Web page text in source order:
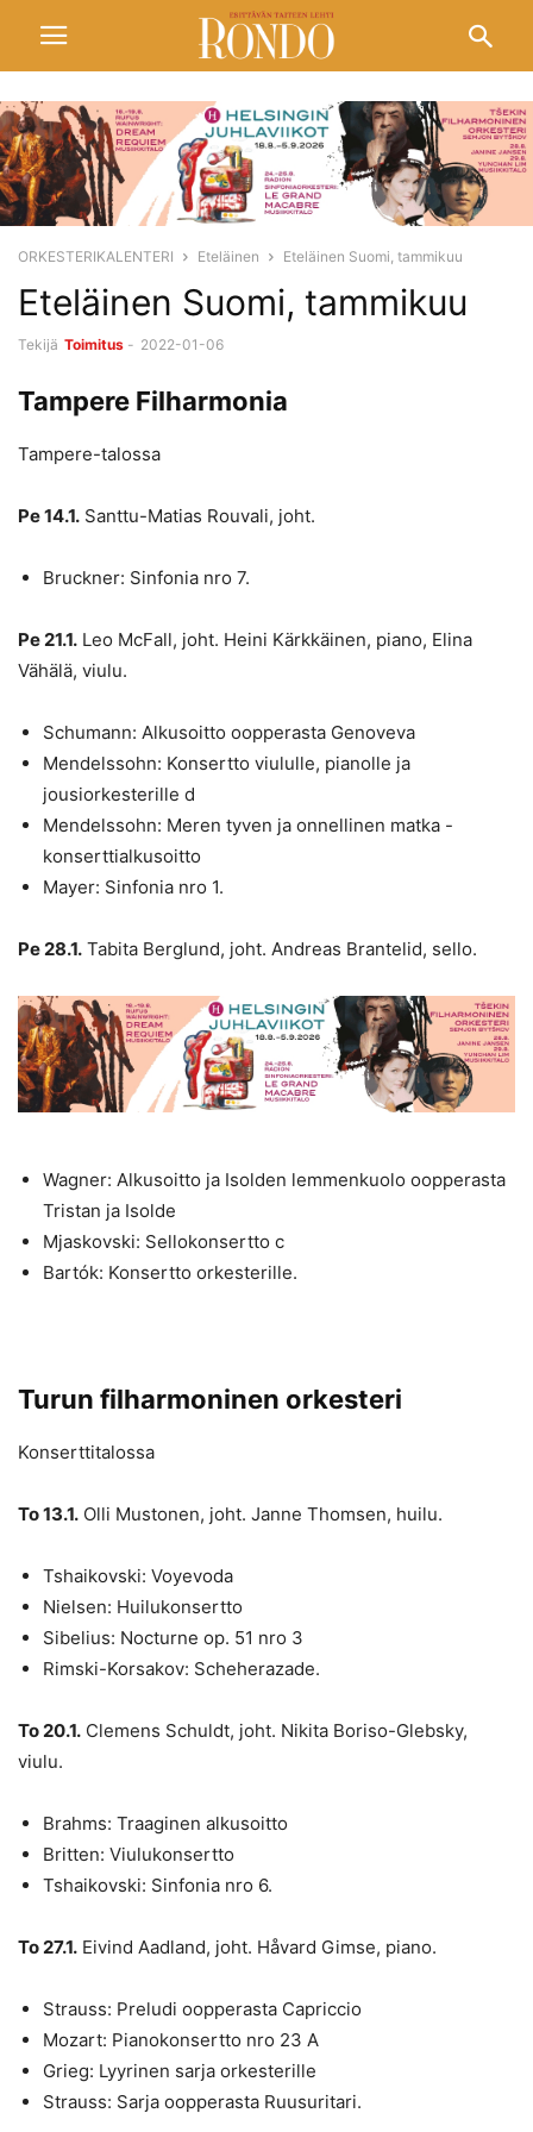
ORKESTERIKALENTERI Eteläinen Eteläinen Suomi, tammikuu
Eteläinen Suomi, tammikuu
Tekijä Toimitus - 2022-01-06
Tampere Filharmonia
Tampere-talossa
Pe 14.1. Santtu-Matias Rouvali, joht.
Bruckner: Sinfonia nro 7.
Pe 21.1. Leo McFall, joht. Heini Kärkkäinen, piano, Elina
Vähälä, viulu.
Schumann: Alkusoitto oopperasta Genoveva
Mendelssohn: Konsertto viululle, pianolle ja
jousiorkesterille d
Mendelssohn: Meren tyven ja onnellinen matka -
konserttialkusoitto
Mayer: Sinfonia nro 1.
Pe 28.1. Tabita Berglund, joht. Andreas Brantelid, sello.
Wagner: Alkusoitto ja Isolden lemmenkuolo oopperasta
Tristan ja Isolde
Mjaskovski: Sellokonsertto c
Bartók: Konsertto orkesterille.
Turun filharmoninen orkesteri
Konserttitalossa
To 13.1. Olli Mustonen, joht. Janne Thomsen, huilu.
Tshaikovski: Voyevoda
Nielsen: Huilukonsertto
Sibelius: Nocturne op. 51 nro 3
Rimski-Korsakov: Scheherazade.
To 20.1. Clemens Schuldt, joht. Nikita Boriso-Glebsky,
viulu.
Brahms: Traaginen alkusoitto
Britten: Viulukonsertto
Tshaikovski: Sinfonia nro 6.
To 27.1. Eivind Aadland, joht. Håvard Gimse, piano.
Strauss: Preludi oopperasta Capriccio
Mozart: Pianokonsertto nro 23 A
Grieg: Lyyrinen sarja orkesterille
Strauss: Sarja oopperasta Ruusuritari.